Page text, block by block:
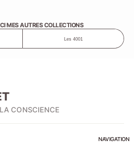
MES AUTRES COLLECTIONS
Les 4001
CONSCIENCE
NAVIGATION